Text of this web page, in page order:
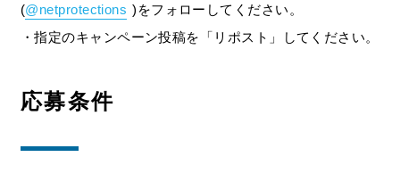
(@netprotections )をフォローしてください。
・指定のキャンペーン投稿を「リポスト」してください。
応募条件